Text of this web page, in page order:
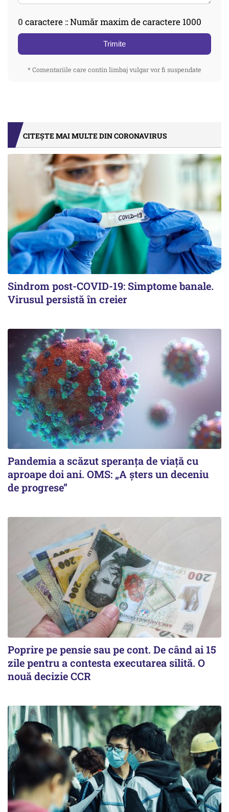
0 caractere :: Număr maxim de caractere 1000
Trimite
* Comentariile care contin limbaj vulgar vor fi suspendate
CITEȘTE MAI MULTE DIN CORONAVIRUS
Sindrom post-COVID-19: Simptome banale.
Virusul persistă în creier
Pandemia a scăzut speranţa de viaţă cu
aproape doi ani. OMS: „A şters un deceniu
de progrese”
Poprire pe pensie sau pe cont. De când ai 15
zile pentru a contesta executarea silită. O
nouă decizie CCR